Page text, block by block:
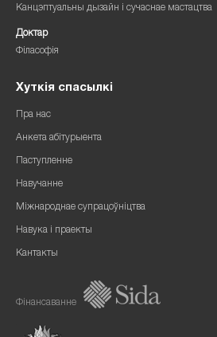
Канцэптуальны дызайн і сучаснае мастацтва
Доктар
Філасофія
Хуткія спасылкі
Пра нас
Анкета абітурыента
Паступленне
Навучанне
Міжнароднае супрацоўніцтва
Навука і праекты
Кантакты
Фінансаванне